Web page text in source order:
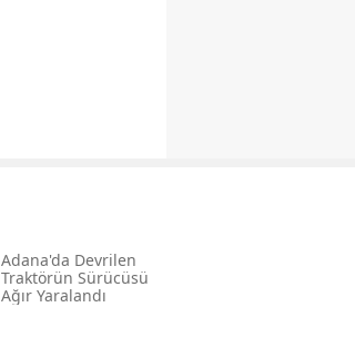
Adana'da Devrilen
Traktörün Sürücüsü
Ağır Yaralandı